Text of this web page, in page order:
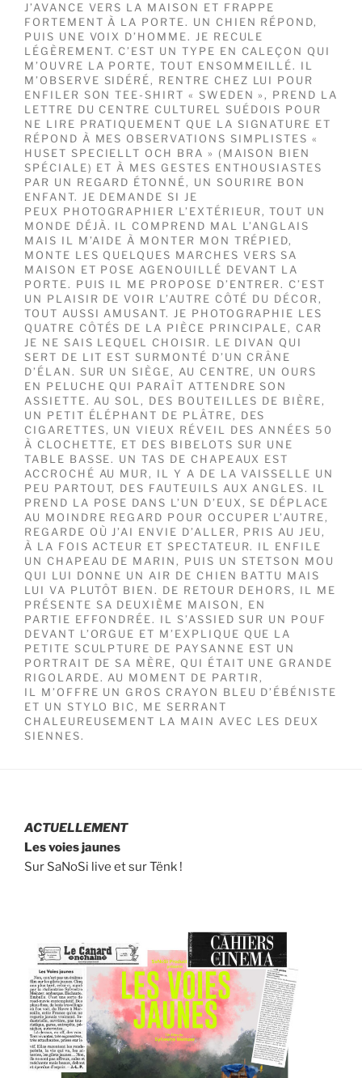
J’AVANCE VERS LA MAISON ET FRAPPE
FORTEMENT À LA PORTE. UN CHIEN RÉPOND,
PUIS UNE VOIX D’HOMME. JE RECULE
LÉGÈREMENT. C’EST UN TYPE EN CALEÇON QUI
M’OUVRE LA PORTE, TOUT ENSOMMEILLÉ. IL
M’OBSERVE SIDÉRÉ, RENTRE CHEZ LUI POUR
ENFILER SON TEE-SHIRT « SWEDEN », PREND LA
LETTRE DU CENTRE CULTUREL SUÉDOIS POUR
NE LIRE PRATIQUEMENT QUE LA SIGNATURE ET
RÉPOND À MES OBSERVATIONS SIMPLISTES «
HUSET SPECIELLT OCH BRA » (MAISON BIEN
SPÉCIALE) ET À MES GESTES ENTHOUSIASTES
PAR UN REGARD ÉTONNÉ, UN SOURIRE BON
ENFANT. JE DEMANDE SI JE
PEUX PHOTOGRAPHIER L’EXTÉRIEUR, TOUT UN
MONDE DÉJÀ. IL COMPREND MAL L’ANGLAIS
MAIS IL M’AIDE À MONTER MON TRÉPIED,
MONTE LES QUELQUES MARCHES VERS SA
MAISON ET POSE AGENOUILLÉ DEVANT LA
PORTE. PUIS IL ME PROPOSE D’ENTRER. C’EST
UN PLAISIR DE VOIR L’AUTRE CÔTÉ DU DÉCOR,
TOUT AUSSI AMUSANT. JE PHOTOGRAPHIE LES
QUATRE CÔTÉS DE LA PIÈCE PRINCIPALE, CAR
JE NE SAIS LEQUEL CHOISIR. LE DIVAN QUI
SERT DE LIT EST SURMONTÉ D’UN CRÂNE
D’ÉLAN. SUR UN SIÈGE, AU CENTRE, UN OURS
EN PELUCHE QUI PARAÎT ATTENDRE SON
ASSIETTE. AU SOL, DES BOUTEILLES DE BIÈRE,
UN PETIT ÉLÉPHANT DE PLÂTRE, DES
CIGARETTES, UN VIEUX RÉVEIL DES ANNÉES 50
À CLOCHETTE, ET DES BIBELOTS SUR UNE
TABLE BASSE. UN TAS DE CHAPEAUX EST
ACCROCHÉ AU MUR, IL Y A DE LA VAISSELLE UN
PEU PARTOUT, DES FAUTEUILS AUX ANGLES. IL
PREND LA POSE DANS L’UN D’EUX, SE DÉPLACE
AU MOINDRE REGARD POUR OCCUPER L’AUTRE,
REGARDE OÙ J’AI ENVIE D’ALLER, PRIS AU JEU,
À LA FOIS ACTEUR ET SPECTATEUR. IL ENFILE
UN CHAPEAU DE MARIN, PUIS UN STETSON MOU
QUI LUI DONNE UN AIR DE CHIEN BATTU MAIS
LUI VA PLUTÔT BIEN. DE RETOUR DEHORS, IL ME
PRÉSENTE SA DEUXIÈME MAISON, EN
PARTIE EFFONDRÉE. IL S’ASSIED SUR UN POUF
DEVANT L’ORGUE ET M’EXPLIQUE QUE LA
PETITE SCULPTURE DE PAYSANNE EST UN
PORTRAIT DE SA MÈRE, QUI ÉTAIT UNE GRANDE
RIGOLARDE. AU MOMENT DE PARTIR,
IL M’OFFRE UN GROS CRAYON BLEU D’ÉBÉNISTE
ET UN STYLO BIC, ME SERRANT
CHALEUREUSEMENT LA MAIN AVEC LES DEUX
SIENNES.
ACTUELLEMENT
Les voies jaunes
Sur SaNoSi live et sur Tënk !